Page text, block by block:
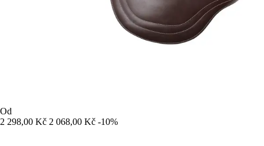
Od
2 298,00 Kč 2 068,00 Kč -10%